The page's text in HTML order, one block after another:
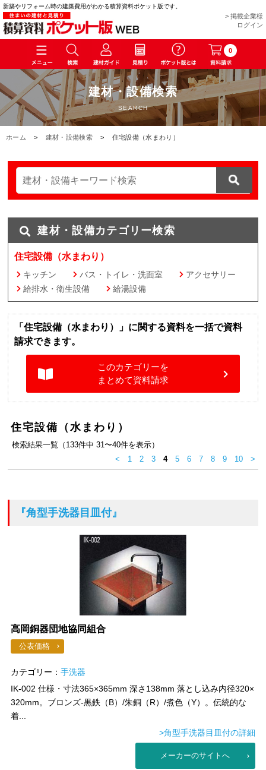
新築やリフォーム時の建築費用がわかる積算資料ポケット版です。
> 掲載企業様
ログイン
0
建材・設備検索
SEARCH
ホーム > 建材・設備検索 > 住宅設備（水まわり）
建材・設備カテゴリー検索
住宅設備（水まわり）
キッチン バス・トイレ・洗面室
アクセサリー
給排水・衛生設備
給湯設備
「住宅設備（水まわり）」に関する資料を一括で資料
請求できます。
このカテゴリーを
まとめて資料請求
住宅設備（水まわり）
検索結果一覧（133件中 31〜40件を表示）
<
1 2 3 4 5 6 7 8 9 10 >
『角型手洗器目皿付』
高岡銅器団地協同組合
公表価格
カテゴリー：手洗器
IK-002 仕様・寸法365×365mm 深さ138mm 落とし込み内径320×
320mm。ブロンズ-黒鉄（B）/朱銅（R）/煮色（Y）。伝統的な
着...
>角型手洗器目皿付の詳細
メーカーのサイトへ